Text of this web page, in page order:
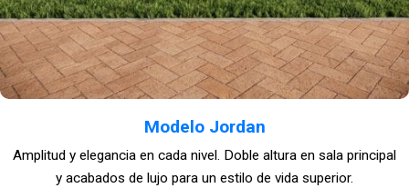
Modelo Jordan
Amplitud y elegancia en cada nivel. Doble altura en sala principal
y acabados de lujo para un estilo de vida superior.